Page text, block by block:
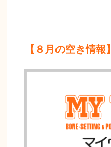
【８月の空き情報】